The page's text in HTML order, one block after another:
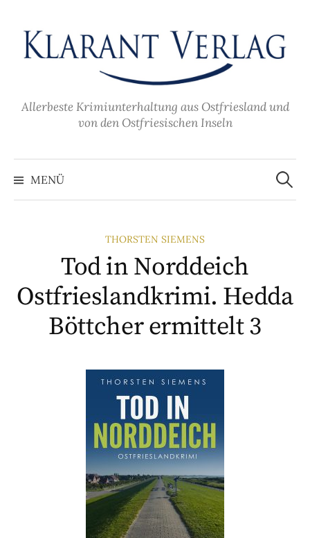
Inhalt
überspringen
Allerbeste Krimiunterhaltung aus Ostfriesland und
von den Ostfriesischen Inseln
MENÜ
Suche
nach:
THORSTEN SIEMENS
Tod in Norddeich
Ostfrieslandkrimi. Hedda
Böttcher ermittelt 3